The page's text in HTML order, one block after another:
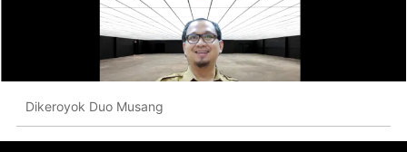
Dikeroyok Duo Musang